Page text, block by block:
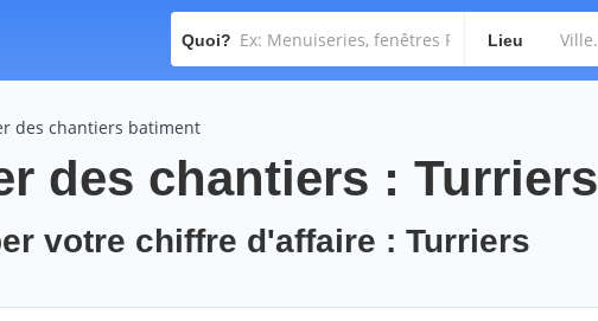
Quoi? Lieu
des chantiers batiment
des chantiers : Turriers
votre chiffre d'affaire : Turriers